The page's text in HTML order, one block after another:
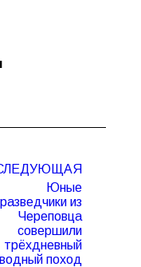
Следующая
запись:
Юные
разведчики из
Череповца
совершили
трёхдневный
водный поход